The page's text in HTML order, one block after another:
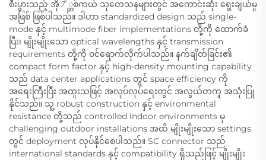
စီးပွားသည့် အိုプ္တစ်ကယ် သုတေသနများတွင် အကောင်းဆုံး ရွေးချယ်မှု
အဖြစ် ဖြစ်ပါသည်။ ဒါဟာ standardized design သည် single-
mode နှင့် multimode fiber implementations တို့ကို ထောက်ခံ
ပြီး၊ မျိုးမျိုးသော optical wavelengths နှင့် transmission
requirements တို့ကို ဝင်ရောက်လိုက်ပါသည်။ နက်ချိတ်ခြင်း၏
compact form factor နှင့် high-density mounting capability
သည် data center applications တွင် space efficiency ကို
အရေးကြီးပြီး အထူးသဖြင့် အလုပ်လုပ်ရေးတွင် အလွယ်တကူ အသုံးပြု
နိုင်သည်။ သူ့ robust construction နှင့် environmental
resistance တို့သည် controlled indoor environments မှ
challenging outdoor installations အထိ မျိုးမျိုးသော settings
တွင် deployment လုပ်နိုင်စေပါသည်။ SC connector သည်
international standards နှင့် compatibility ရှိသည်ဖြင့် မျိုးမျိုး